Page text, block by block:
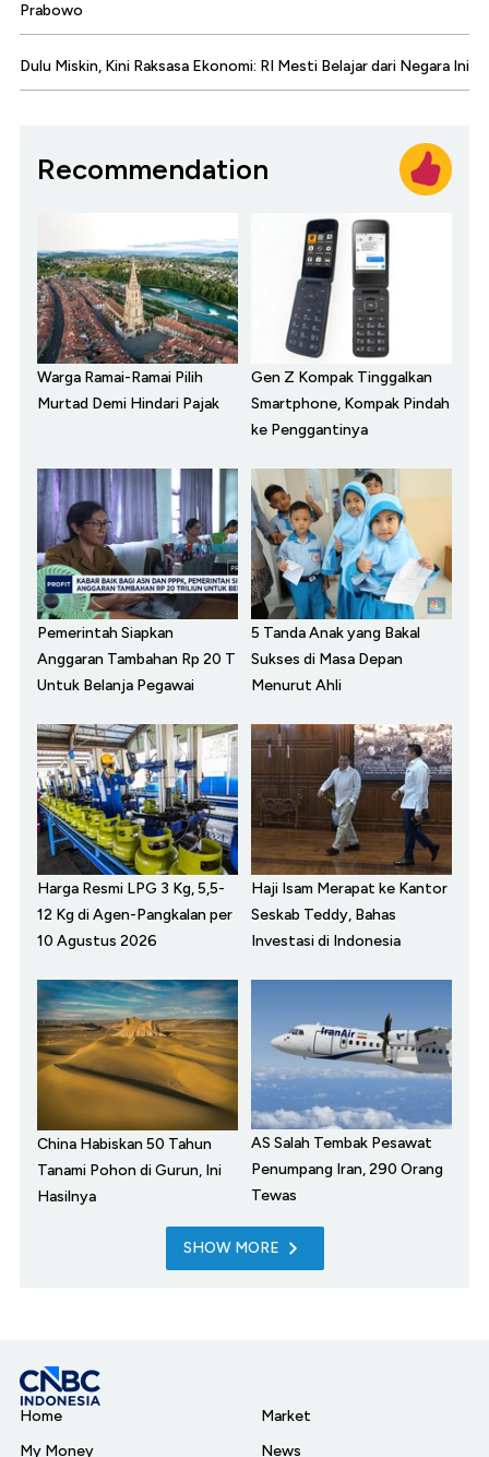
Prabowo
Dulu Miskin, Kini Raksasa Ekonomi: RI Mesti Belajar dari Negara Ini
Recommendation
Warga Ramai-Ramai Pilih
Murtad Demi Hindari Pajak
Gen Z Kompak Tinggalkan
Smartphone, Kompak Pindah
ke Penggantinya
Pemerintah Siapkan
Anggaran Tambahan Rp 20 T
Untuk Belanja Pegawai
5 Tanda Anak yang Bakal
Sukses di Masa Depan
Menurut Ahli
Harga Resmi LPG 3 Kg, 5,5-
12 Kg di Agen-Pangkalan per
10 Agustus 2026
Haji Isam Merapat ke Kantor
Seskab Teddy, Bahas
Investasi di Indonesia
China Habiskan 50 Tahun
Tanami Pohon di Gurun, Ini
Hasilnya
AS Salah Tembak Pesawat
Penumpang Iran, 290 Orang
Tewas
SHOW MORE
Home
My Money
Market
News